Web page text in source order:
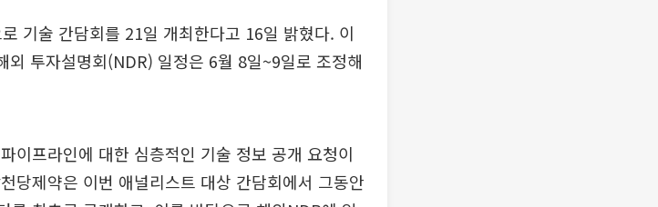
기술 간담회를 21일 개최한다고 16일 밝혔다. 이
투자설명회(NDR) 일정은 6월 8일~9일로 조정해
이프라인에 대한 심층적인 기술 정보 공개 요청이
당제약은 이번 애널리스트 대상 간담회에서 그동안